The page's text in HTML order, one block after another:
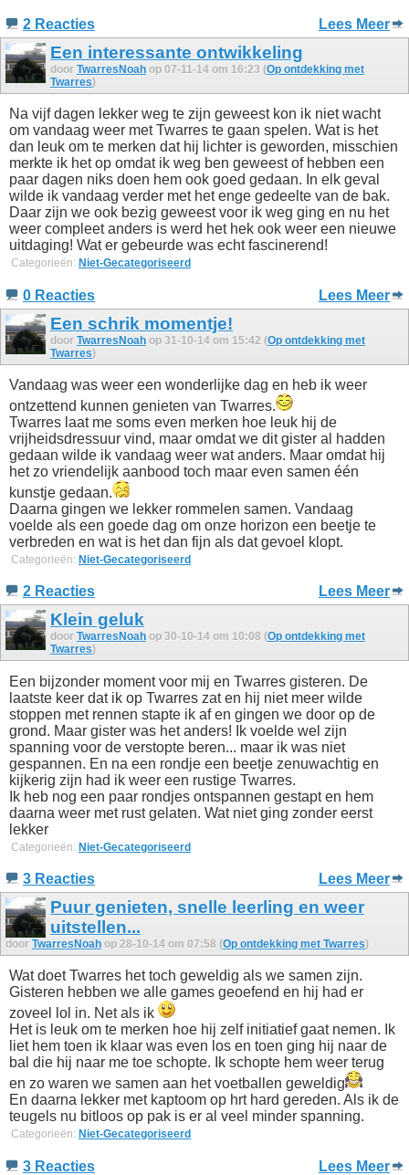
2 Reacties Lees Meer
Een interessante ontwikkeling
door TwarresNoah op 07-11-14 om 16:23 (Op ontdekking met
Twarres)
Na vijf dagen lekker weg te zijn geweest kon ik niet wacht
om vandaag weer met Twarres te gaan spelen. Wat is het
dan leuk om te merken dat hij lichter is geworden, misschien
merkte ik het op omdat ik weg ben geweest of hebben een
paar dagen niks doen hem ook goed gedaan. In elk geval
wilde ik vandaag verder met het enge gedeelte van de bak.
Daar zijn we ook bezig geweest voor ik weg ging en nu het
weer compleet anders is werd het hek ook weer een nieuwe
uitdaging! Wat er gebeurde was echt fascinerend!
Categorieën: Niet-Gecategoriseerd
0 Reacties Lees Meer
Een schrik momentje!
door TwarresNoah op 31-10-14 om 15:42 (Op ontdekking met
Twarres)
Vandaag was weer een wonderlijke dag en heb ik weer
ontzettend kunnen genieten van Twarres.
Twarres laat me soms even merken hoe leuk hij de
vrijheidsdressuur vind, maar omdat we dit gister al hadden
gedaan wilde ik vandaag weer wat anders. Maar omdat hij
het zo vriendelijk aanbood toch maar even samen één
kunstje gedaan.
Daarna gingen we lekker rommelen samen. Vandaag
voelde als een goede dag om onze horizon een beetje te
verbreden en wat is het dan fijn als dat gevoel klopt.
Categorieën: Niet-Gecategoriseerd
2 Reacties Lees Meer
Klein geluk
door TwarresNoah op 30-10-14 om 10:08 (Op ontdekking met
Twarres)
Een bijzonder moment voor mij en Twarres gisteren. De
laatste keer dat ik op Twarres zat en hij niet meer wilde
stoppen met rennen stapte ik af en gingen we door op de
grond. Maar gister was het anders! Ik voelde wel zijn
spanning voor de verstopte beren... maar ik was niet
gespannen. En na een rondje een beetje zenuwachtig en
kijkerig zijn had ik weer een rustige Twarres.
Ik heb nog een paar rondjes ontspannen gestapt en hem
daarna weer met rust gelaten. Wat niet ging zonder eerst
lekker
Categorieën: Niet-Gecategoriseerd
3 Reacties Lees Meer
Puur genieten, snelle leerling en weer
uitstellen...
door TwarresNoah op 28-10-14 om 07:58 (Op ontdekking met Twarres)
Wat doet Twarres het toch geweldig als we samen zijn.
Gisteren hebben we alle games geoefend en hij had er
zoveel lol in. Net als ik
Het is leuk om te merken hoe hij zelf initiatief gaat nemen. Ik
liet hem toen ik klaar was even los en toen ging hij naar de
bal die hij naar me toe schopte. Ik schopte hem weer terug
en zo waren we samen aan het voetballen geweldig
En daarna lekker met kaptoom op hrt hard gereden. Als ik de
teugels nu bitloos op pak is er al veel minder spanning.
Categorieën: Niet-Gecategoriseerd
3 Reacties Lees Meer